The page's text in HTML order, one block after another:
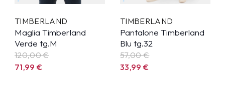
TIMBERLAND
Maglia Timberland
Verde tg.M
120,00 €
71,99€
TIMBERLAND
Pantalone Timberland
Blu tg.32
57,00 €
33,99€